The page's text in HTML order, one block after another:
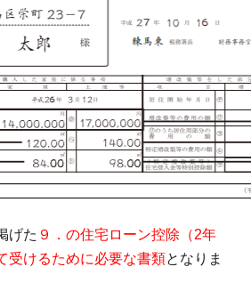
げた ９．の住宅ローン控除（2年
受けるために必要な書類となりま